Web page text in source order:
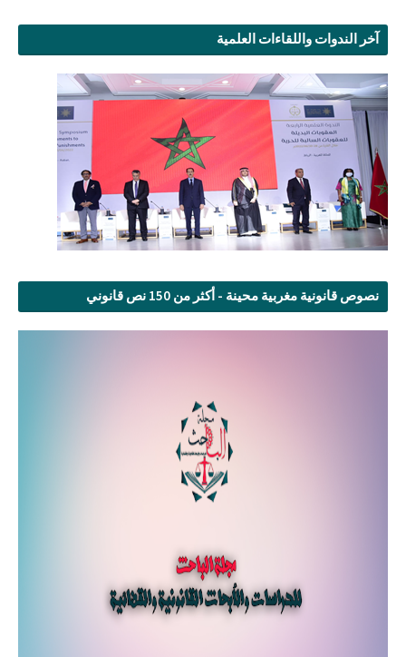
آخر الندوات واللقاءات العلمية
نصوص قانونية مغربية محينة - أكثر من 150 نص قانوني